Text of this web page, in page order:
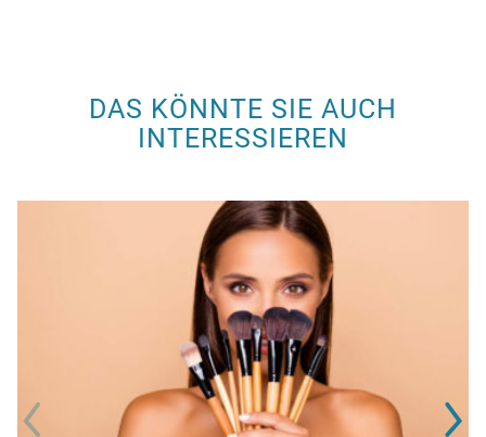
DAS KÖNNTE SIE AUCH
INTERESSIEREN